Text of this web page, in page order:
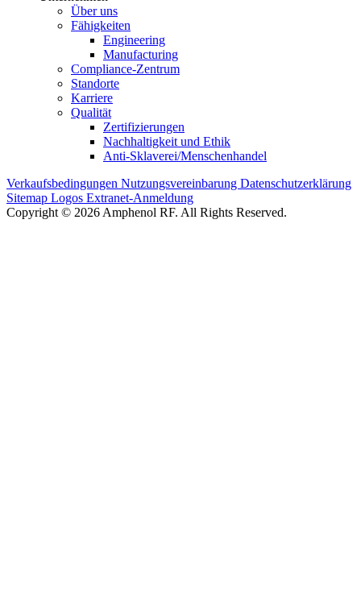
Über uns
Fähigkeiten
Engineering
Manufacturing
Compliance-Zentrum
Standorte
Karriere
Qualität
Zertifizierungen
Nachhaltigkeit und Ethik
Anti-Sklaverei/Menschenhandel
Verkaufsbedingungen Nutzungsvereinbarung Datenschutzerklärung
Sitemap Logos Extranet-Anmeldung
Copyright © 2026 Amphenol RF. All Rights Reserved.